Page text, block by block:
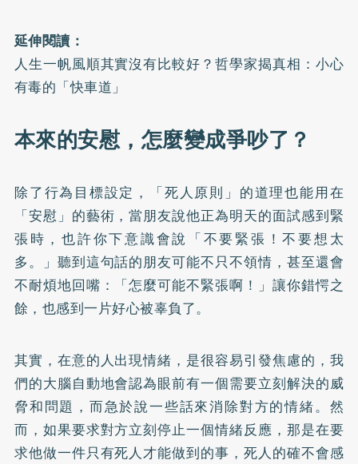
延伸閱讀：
人生一帆風順其實沒有比較好？哲學家揭真相：小心
有毒的「快車道」
本來的安慰，怎麼變成爭吵了？
除了行為目標設定，「死人原則」的道理也能用在
「安慰」的藝術，當朋友說他正為明天的面試感到緊
張時，也許你下意識會說「不要緊張！不要想太
多。」聽到這句話的朋友可能不只不領情，甚至還會
不耐煩地回嘴：「怎麼可能不緊張啊！」讓你錯愕之
餘，也感到一片好心被辜負了。
其實，在意的人出現情緒，是很容易引發焦慮的，我
們的大腦自動地會認為眼前有一個需要立刻解決的威
脅和問題，而急於說一些話來消除對方的情緒。然
而，如果要求對方立刻停止一個情緒反應，那是在要
求他做一件只有死人才能做到的事，死人的確不會感